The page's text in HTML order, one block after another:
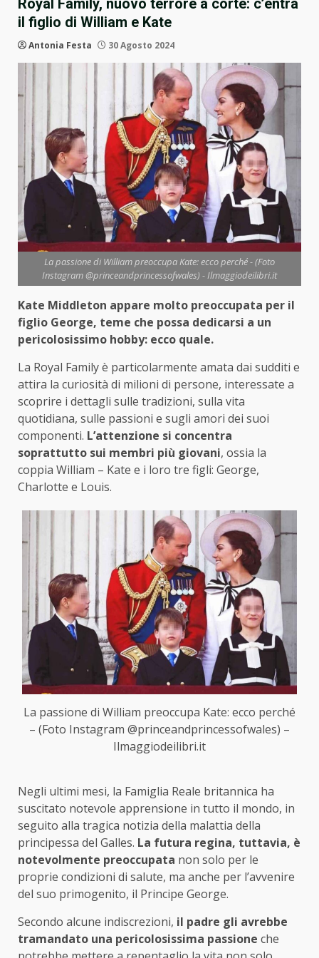
Royal Family, nuovo terrore a corte: c’entra
il figlio di William e Kate
Antonia Festa 30 Agosto 2024
La passione di William preoccupa Kate: ecco perché - (Foto
Instagram @princeandprincessofwales) - Ilmaggiodeilibri.it
Kate Middleton appare molto preoccupata per il
figlio George, teme che possa dedicarsi a un
pericolosissimo hobby: ecco quale.
La Royal Family è particolarmente amata dai sudditi e
attira la curiosità di milioni di persone, interessate a
scoprire i dettagli sulle tradizioni, sulla vita
quotidiana, sulle passioni e sugli amori dei suoi
componenti. L’attenzione si concentra
soprattutto sui membri più giovani, ossia la
coppia William – Kate e i loro tre figli: George,
Charlotte e Louis.
La passione di William preoccupa Kate: ecco perché
– (Foto Instagram @princeandprincessofwales) –
Ilmaggiodeilibri.it
Negli ultimi mesi, la Famiglia Reale britannica ha
suscitato notevole apprensione in tutto il mondo, in
seguito alla tragica notizia della malattia della
principessa del Galles. La futura regina, tuttavia, è
notevolmente preoccupata non solo per le
proprie condizioni di salute, ma anche per l’avvenire
del suo primogenito, il Principe George.
Secondo alcune indiscrezioni, il padre gli avrebbe
tramandato una pericolosissima passione che